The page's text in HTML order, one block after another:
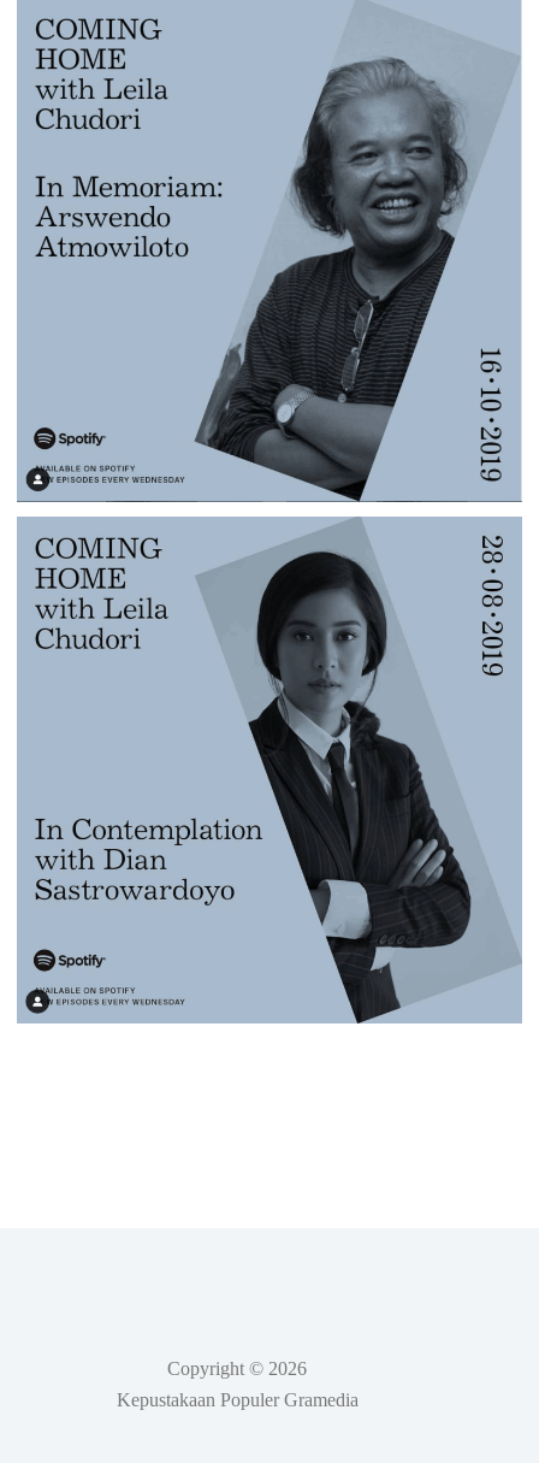
Copyright © 2026
Kepustakaan Populer Gramedia